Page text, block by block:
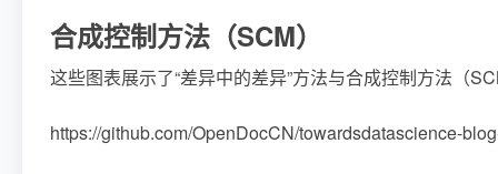
合成控制方法（SCM）
这些图表展示了“差异中的差异”方法与合成控制方法（
https://github.com/OpenDocCN/towardsdatascience-